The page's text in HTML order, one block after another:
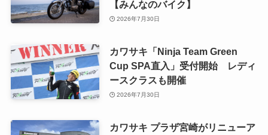
【みんなのバイク】
2026年7月30日
カワサキ「Ninja Team Green
Cup SPA直入」受付開始 レディ
ースクラスも開催
2026年7月30日
カワサキ プラザ宮崎がリニューア